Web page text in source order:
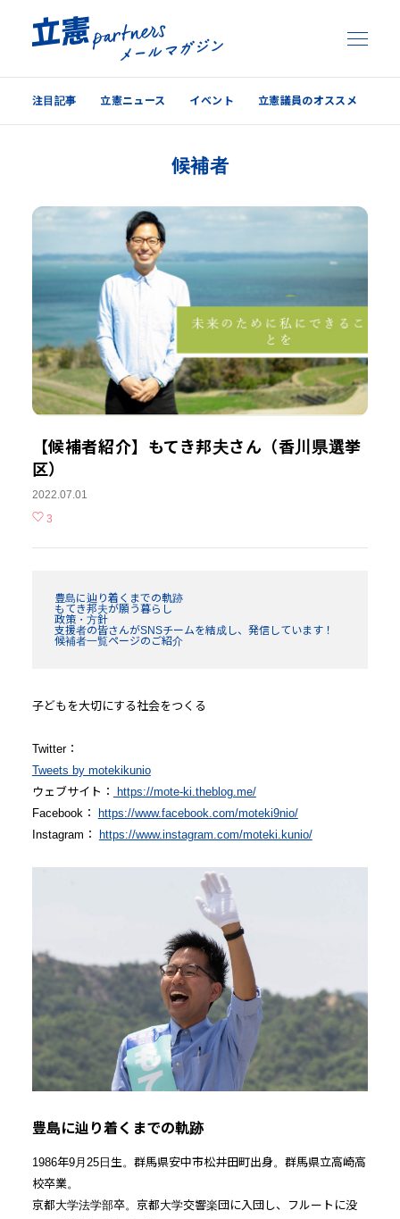
イベント
立憲議員のオススメ
過去の配信内容はこちら
注目記事 立憲ニュース イベント 立憲議員のオススメ
候補者
【候補者紹介】もてき邦夫さん（香川県選挙
区）
2022.07.01
3
豊島に辿り着くまでの軌跡
もてき邦夫が願う暮らし
政策・方針
支援者の皆さんがSNSチームを結成し、発信しています！
候補者一覧ページのご紹介
子どもを大切にする社会をつくる
Twitter：
Tweets by motekikunio
ウェブサイト：
https://mote-ki.theblog.me/
Facebook：
https://www.facebook.com/moteki9nio/
Instagram：
https://www.instagram.com/moteki.kunio/
豊島に辿り着くまでの軌跡
1986年9月25日生。群馬県安中市松井田町出身。群馬県立高崎高
校卒業。
京都大学法学部卒。京都大学交響楽団に入団し、フルートに没